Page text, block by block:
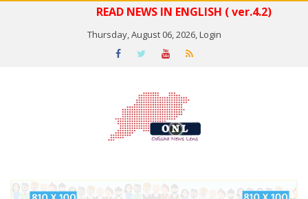
READ NEWS IN ENGLISH ( ver.4.2)
Thursday, August 06, 2026,Login